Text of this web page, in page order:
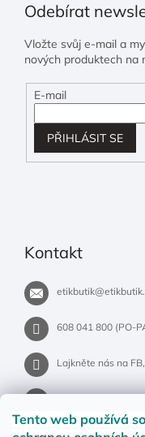
Tento web používá
Odebírat
Vložte svůj e-mail a
nových produktech na
E-mail
PŘIHLÁSIT SE
Kontakt
etikbutik@
608 041 800 (PO-
Lajkněte nás na